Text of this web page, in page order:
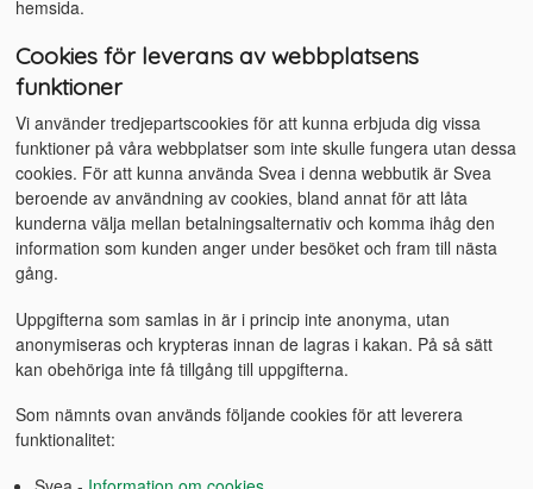
hemsida.
Cookies för leverans av webbplatsens
funktioner
Vi använder tredjepartscookies för att kunna erbjuda dig vissa
funktioner på våra webbplatser som inte skulle fungera utan dessa
cookies. För att kunna använda Svea i denna webbutik är Svea
beroende av användning av cookies, bland annat för att låta
kunderna välja mellan betalningsalternativ och komma ihåg den
information som kunden anger under besöket och fram till nästa
gång.
Uppgifterna som samlas in är i princip inte anonyma, utan
anonymiseras och krypteras innan de lagras i kakan. På så sätt
kan obehöriga inte få tillgång till uppgifterna.
Som nämnts ovan används följande cookies för att leverera
funktionalitet: